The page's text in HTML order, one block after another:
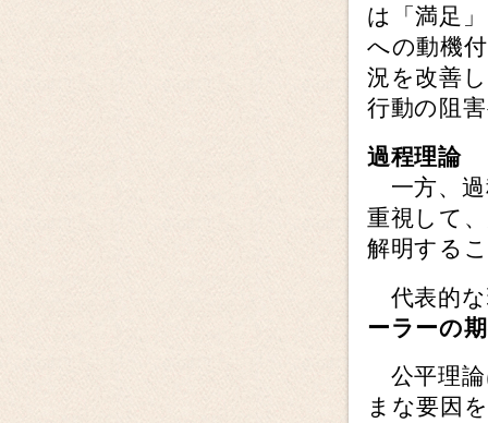
は「満足
への動機
況を改善
行動の阻
過程理論
一方、過
重視して
解明する
代表的な
ーラーの
公平理論
まな要因